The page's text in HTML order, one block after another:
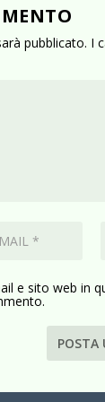
pubblicato. I
e sito web in